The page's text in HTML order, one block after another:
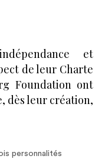
et
de leur Charte
Foundation ont
dès leur création,
personnalités